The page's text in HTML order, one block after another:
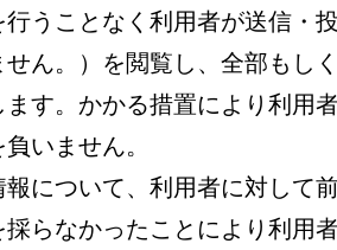
うことなく利用者が送信・
ん。）を閲覧し、全部もし
す。かかる措置により利用
いません。
について、利用者に対して
らなかったことにより利用